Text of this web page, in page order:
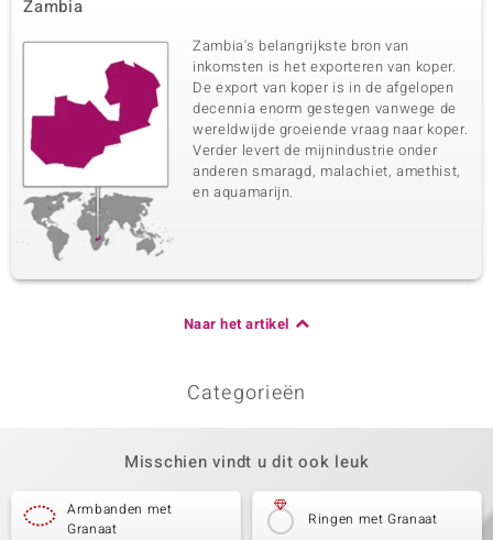
Zambia
Zambia's belangrijkste bron van
inkomsten is het exporteren van koper.
De export van koper is in de afgelopen
decennia enorm gestegen vanwege de
wereldwijde groeiende vraag naar koper.
Verder levert de mijnindustrie onder
anderen smaragd, malachiet, amethist,
en aquamarijn.
Naar het artikel
Categorieën
Misschien vindt u dit ook leuk
Armbanden met
Granaat
Ringen met Granaat